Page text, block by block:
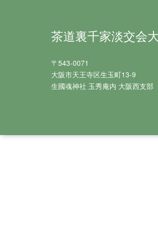
茶道裏千家淡交会
〒543-0071
大阪市天王寺区生玉町13-9
生國魂神社 玉秀庵内 大阪西支部